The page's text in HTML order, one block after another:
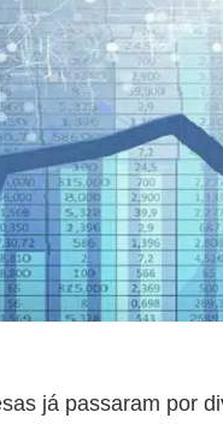
já passaram por